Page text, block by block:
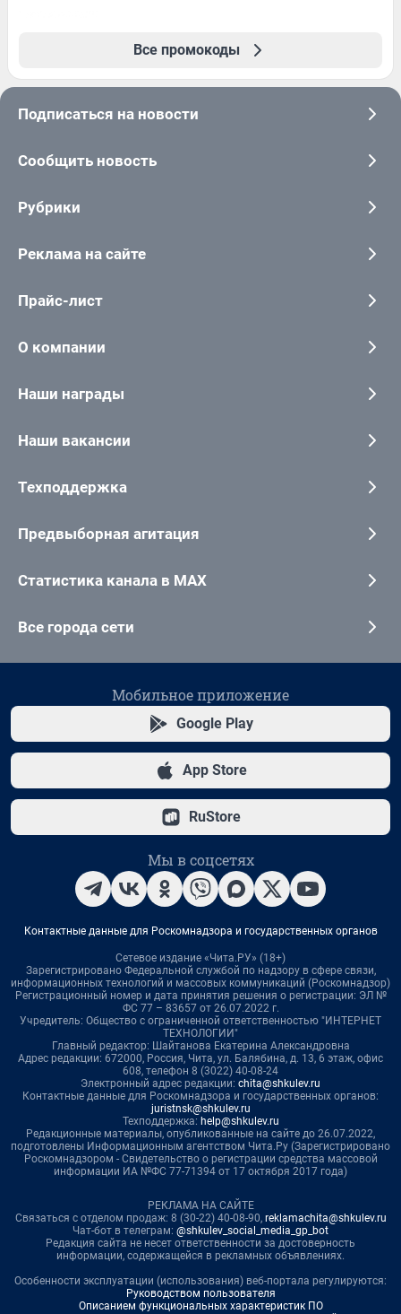
Все промокоды
Подписаться на новости
Сообщить новость
Рубрики
Реклама на сайте
Прайс-лист
О компании
Наши награды
Наши вакансии
Техподдержка
Предвыборная агитация
Статистика канала в MAX
Все города сети
Мобильное приложение
Google Play
App Store
RuStore
Мы в соцсетях
Контактные данные для Роскомнадзора и государственных органов
Сетевое издание «Чита.РУ» (18+)
Зарегистрировано Федеральной службой по надзору в сфере связи,
информационных технологий и массовых коммуникаций (Роскомнадзор)
Регистрационный номер и дата принятия решения о регистрации: ЭЛ №
ФС 77 – 83657 от 26.07.2022 г.
Учредитель: Общество с ограниченной ответственностью "ИНТЕРНЕТ
ТЕХНОЛОГИИ"
Главный редактор: Шайтанова Екатерина Александровна
Адрес редакции: 672000, Россия, Чита, ул. Балябина, д. 13, 6 этаж, офис
608, телефон 8 (3022) 40-08-24
Электронный адрес редакции: chita@shkulev.ru
Контактные данные для Роскомнадзора и государственных органов:
juristnsk@shkulev.ru
Техподдержка: help@shkulev.ru
Редакционные материалы, опубликованные на сайте до 26.07.2022,
подготовлены Информационным агентством Чита.Ру (Зарегистрировано
Роскомнадзором - Свидетельство о регистрации средства массовой
информации ИА №ФС 77-71394 от 17 октября 2017 года)
РЕКЛАМА НА САЙТЕ
Связаться с отделом продаж: 8 (30-22) 40-08-90, reklamachita@shkulev.ru
Чат-бот в телеграм: @shkulev_social_media_gp_bot
Редакция сайта не несет ответственности за достоверность
информации, содержащейся в рекламных объявлениях.
Особенности эксплуатации (использования) веб-портала регулируются:
Руководством пользователя
Описанием функциональных характеристик ПО